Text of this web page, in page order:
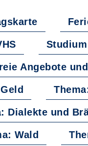
Angebote
Dialekte und
Wald